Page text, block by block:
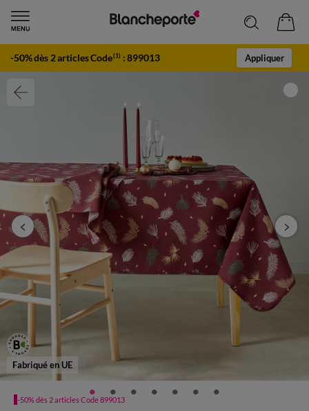
-50% dès 2 articles Code(1) :899013 Appliquer
Fabriqué en UE
-50% dès 2 articles Code 899013